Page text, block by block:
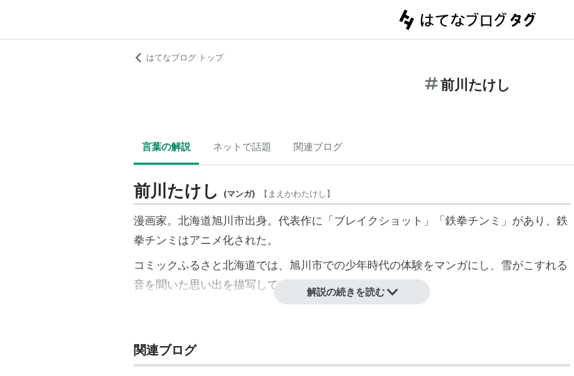
はてなブログ トップ
前川たけし
言葉の解説 ネットで話題 関連ブログ
前川たけし (マンガ) 【 まえかわたけし 】
漫画家。北海道旭川市出身。代表作に「ブレイクショット」「鉄拳チンミ」があり、鉄
拳チンミはアニメ化された。
コミックふるさと北海道では、旭川市での少年時代の体験をマンガにし、雪がこすれる
音を聞いた思い出を描写している。
作者:安彦良和,唐沢なをき,篠有紀子,香山梨緒,荒川弘,モンキー・パンチ,大
解説の続きを読む
関連ブログ